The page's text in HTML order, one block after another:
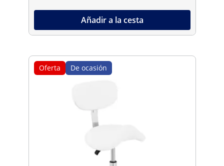
Añadir a la cesta
Oferta De ocasión